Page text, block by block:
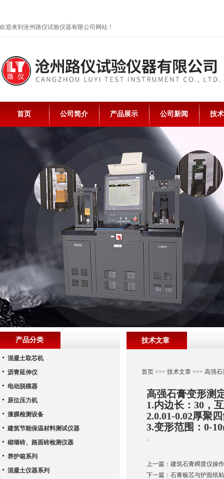
欢迎来到沧州路仪试验仪器有限公司网站！
首页 公司简介 产品展示 公司新闻 技
技术文章
首页>>> 技术文章>>> 高强石
高强石膏变形测
1.内边长：30，
2.0.01-0.02厚聚
3.变形范围：0-
、
上一篇： 建筑石膏稠度仪操
下一篇： 石膏板芯与护面纸
产品分类
混凝土取芯机
沥青延伸仪
电动脱模器
原位压力机
漆膜检测设备
建筑节能保温材料测试仪器
砌墙砖、路面砖检测仪器
养护箱系列
混凝土仪器系列